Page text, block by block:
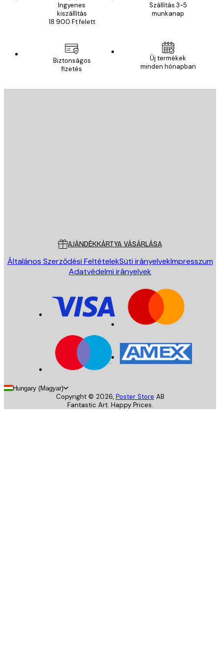
Ingyenes
kiszállítás
18 900 Ft felett
Szállítás 3-5
munkanap
Biztonságos
fizetés
Új termékek
minden hónapban
AJÁNDÉKKÁRTYA VÁSÁRLÁSA
Általános Szerződési FeltételekSüti irányelvekImpresszum
Adatvédelmi irányelvek
Hungary (Magyar)
Copyright © 2026, Poster Store AB
Fantastic Art. Happy Prices.